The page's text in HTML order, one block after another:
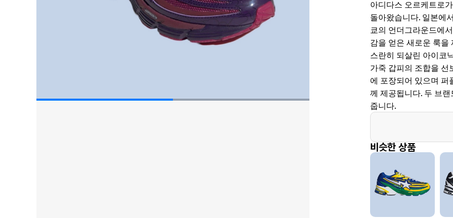
아디다스 오르케트로
돌아왔습니다. 일본에
쿄의 언더그라운드에
감을 얻은 새로운 룩
스란히 되살린 아이코
가죽 갑피의 조합을
에 포장되어 있으며 퍼
께 제공됩니다. 두 브
줍니다.
비슷한 상품